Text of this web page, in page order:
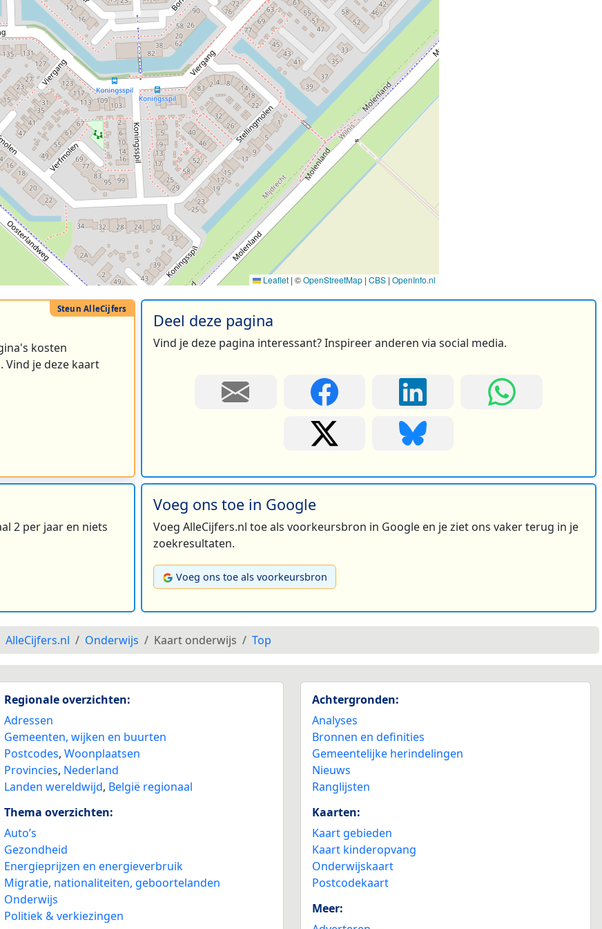
Leaflet | ©OpenStreetMap | CBS | OpenInfo.nl
kosten
Vind je deze kaart
Deel deze pagina
Vind je deze pagina interessant? Inspireer anderen via social media.
2 per jaar en niets
Voeg ons toe in Google
Voeg AlleCijfers.nl toe als voorkeursbron in Google en je ziet ons vaker terug in je
zoekresultaten.
Voeg ons toe als voorkeursbron
AlleCijfers.nl Onderwijs Kaart onderwijs Top
Regionale overzichten:
Adressen
Gemeenten, wijken en buurten
Postcodes,Woonplaatsen
Provincies, Nederland
Landen wereldwijd, België regionaal
Thema overzichten:
Auto’s
Gezondheid
Energieprijzen en energieverbruik
Migratie, nationaliteiten, geboortelanden
Onderwijs
Politiek & verkiezingen
Achtergronden:
Analyses
Bronnen en definities
Gemeentelijke herindelingen
Nieuws
Ranglijsten
Kaarten:
Kaart gebieden
Kaart kinderopvang
Onderwijskaart
Postcodekaart
Meer: